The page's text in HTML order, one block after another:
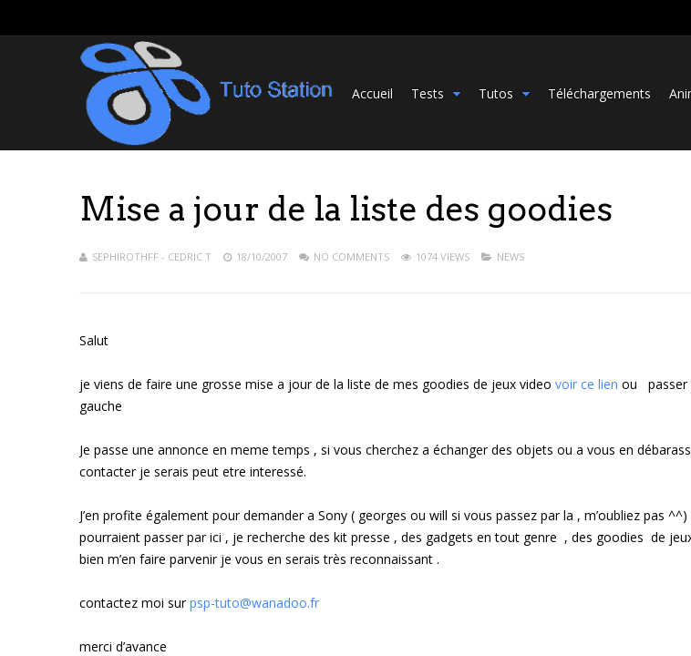
Accueil Tests Tutos Téléchargements
Mise a jour de la liste des goodies
SEPHIROTHFF - CEDRIC T 18/10/2007 NO COMMENTS 1074 VIEWS NEWS
Salut
je viens de faire une grosse mise a jour de la liste de mes goodies de jeux video voir ce lien ou passer
gauche
Je passe une annonce en meme temps , si vous cherchez a échanger des objets ou a vous en
contacter je serais peut etre interessé.
J’en profite également pour demander a Sony ( georges ou will si vous passez par la , m’oubliez pas
pourraient passer par ici , je recherche des kit presse , des gadgets en tout genre , des goodies de
bien m’en faire parvenir je vous en serais très reconnaissant .
contactez moi surpsp-tuto@wanadoo.fr
merci d’avance